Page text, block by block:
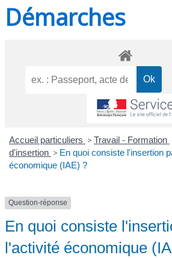
Démarches
Accueil particuliers > Travail - Formation
d'insertion > En quoi consiste l'insertion
économique (IAE) ?
Question-réponse
En quoi consiste
l'activité économique